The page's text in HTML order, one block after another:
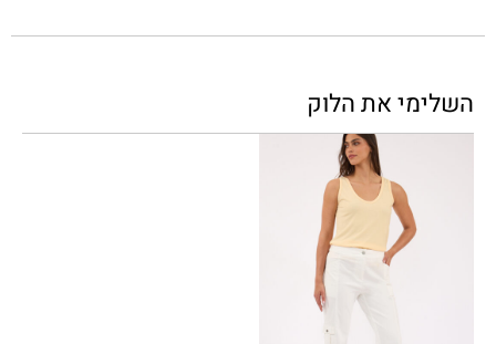
השלימי את הלוק